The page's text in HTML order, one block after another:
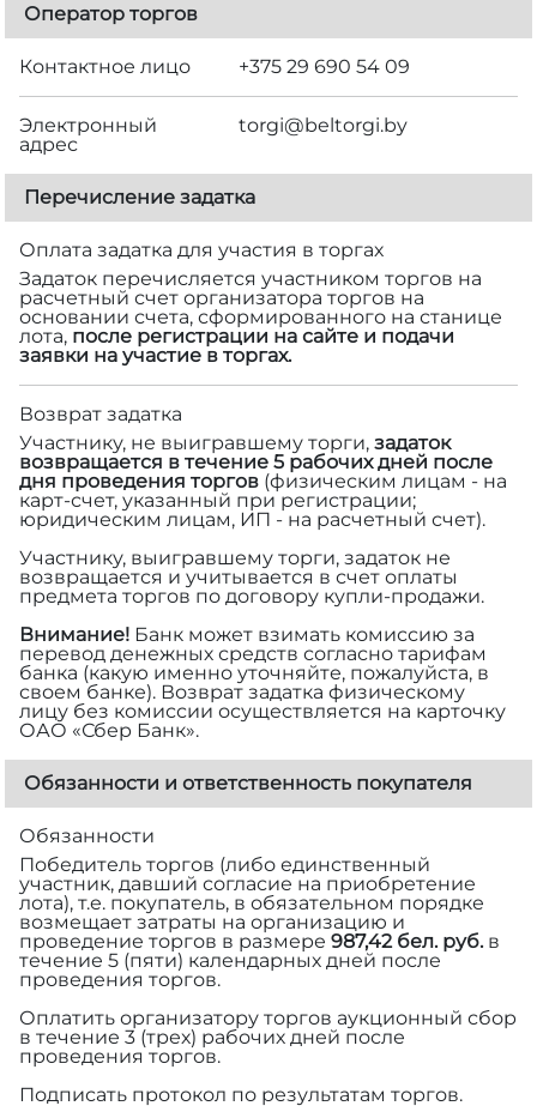
Оператор торгов
Контактное лицо +375 29 690 54 09
Электронный
адрес
torgi@beltorgi.by
Перечисление задатка
Оплата задатка для участия в торгах
Задаток перечисляется участником торгов на
расчетный счет организатора торгов на
основании счета, сформированного на станице
лота, после регистрации на сайте и подачи
заявки на участие в торгах.
Возврат задатка
Участнику, не выигравшему торги, задаток
возвращается в течение 5 рабочих дней после
дня проведения торгов (физическим лицам - на
карт-счет, указанный при регистрации;
юридическим лицам, ИП - на расчетный счет).
Участнику, выигравшему торги, задаток не
возвращается и учитывается в счет оплаты
предмета торгов по договору купли-продажи.
Внимание! Банк может взимать комиссию за
перевод денежных средств согласно тарифам
банка (какую именно уточняйте, пожалуйста, в
своем банке). Возврат задатка физическому
лицу без комиссии осуществляется на карточку
ОАО «Сбер Банк».
Обязанности и ответственность покупателя
Обязанности
Победитель торгов (либо единственный
участник, давший согласие на приобретение
лота), т.е. покупатель, в обязательном порядке
возмещает затраты на организацию и
проведение торгов в размере 987,42 бел. руб.в
течение 5 (пяти) календарных дней после
проведения торгов.
Оплатить организатору торгов аукционный сбор
в течение 3 (трех) рабочих дней после
проведения торгов.
Подписать протокол по результатам торгов.